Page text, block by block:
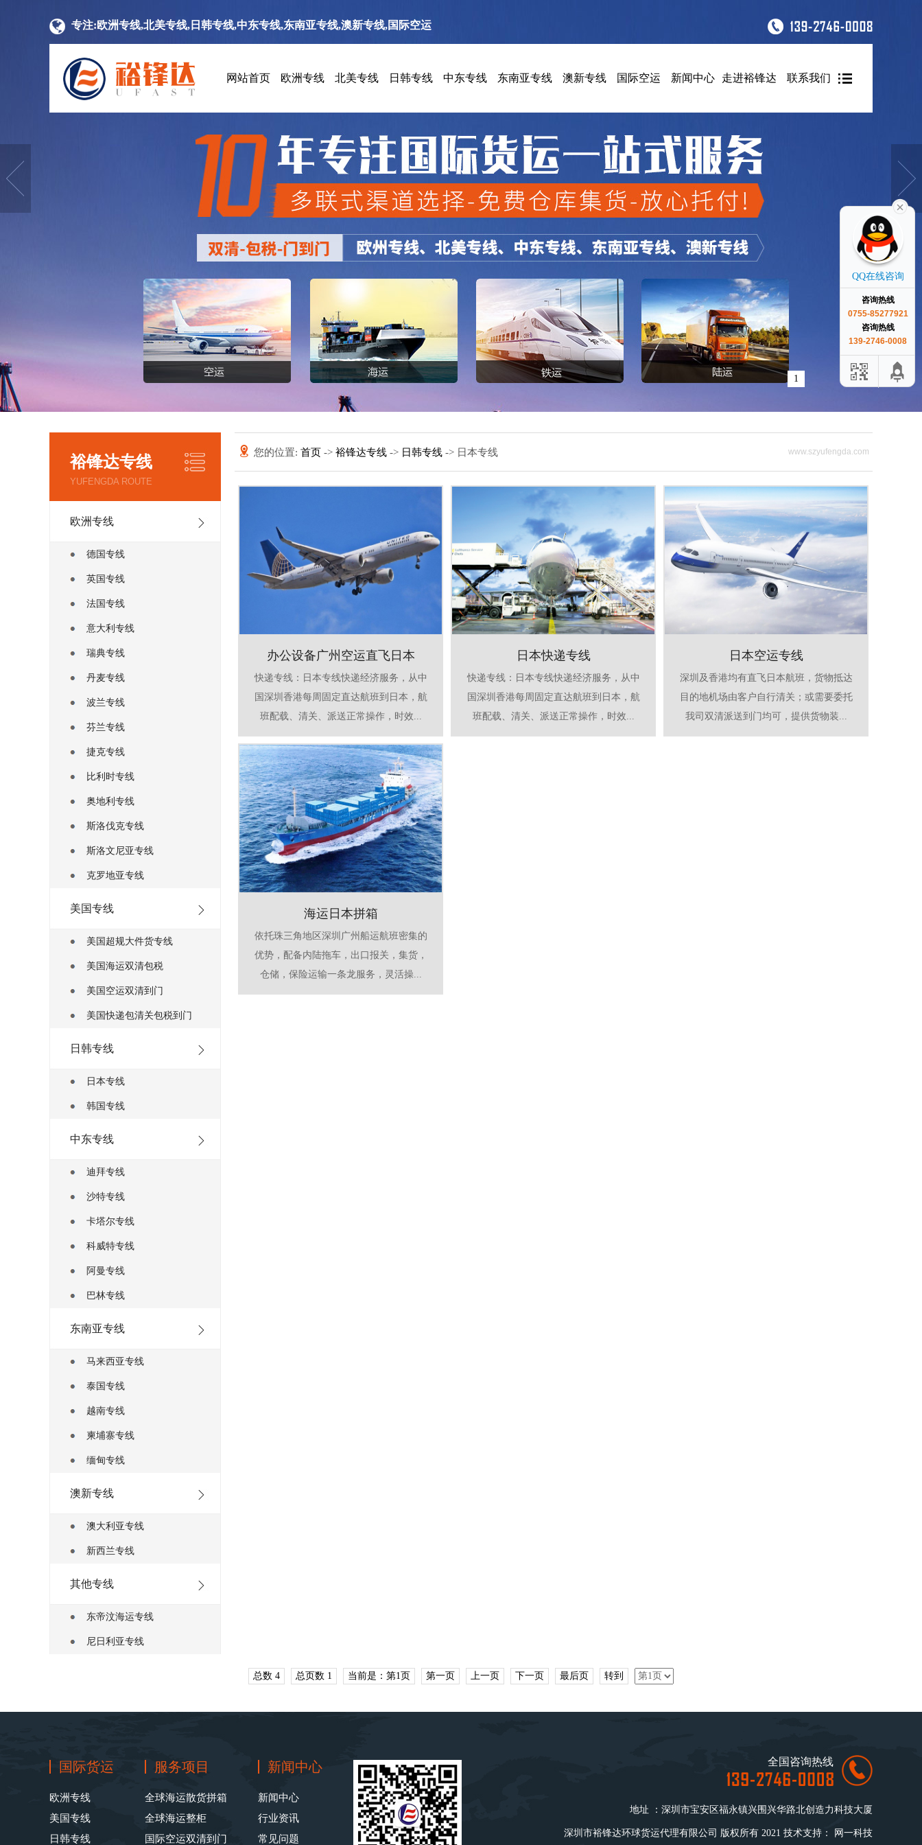
1
专注:欧洲专线,北美专线,日韩专线,中东专线,东南亚专线,澳新专线,国际空运
网站首页 欧洲专线 北美专线 日韩专线 中东专线 东南亚专线 澳新专线 国际空运 新闻中心 走进裕锋达 联系我们
裕锋达专线
YUFENGDA ROUTE
欧洲专线
德国专线
英国专线
法国专线
意大利专线
瑞典专线
丹麦专线
波兰专线
芬兰专线
捷克专线
比利时专线
奥地利专线
斯洛伐克专线
斯洛文尼亚专线
克罗地亚专线
美国专线
美国超规大件货专线
美国海运双清包税
美国空运双清到门
美国快递包清关包税到门
日韩专线
日本专线
韩国专线
中东专线
迪拜专线
沙特专线
卡塔尔专线
科威特专线
阿曼专线
巴林专线
东南亚专线
马来西亚专线
泰国专线
越南专线
柬埔寨专线
缅甸专线
澳新专线
澳大利亚专线
新西兰专线
其他专线
东帝汶海运专线
尼日利亚专线
您的位置: 首页 -> 裕锋达专线 -> 日韩专线 -> 日本专线 www.szyufengda.com
办公设备广州空运直飞日本
快递专线：日本专线快递经济服务，从中
国深圳香港每周固定直达航班到日本，航
班配载、清关、派送正常操作，时效...
日本快递专线
快递专线：日本专线快递经济服务，从中
国深圳香港每周固定直达航班到日本，航
班配载、清关、派送正常操作，时效...
日本空运专线
深圳及香港均有直飞日本航班，货物抵达
目的地机场由客户自行清关；或需要委托
我司双清派送到门均可，提供货物装...
海运日本拼箱
依托珠三角地区深圳广州船运航班密集的
优势，配备内陆拖车，出口报关，集货，
仓储，保险运输一条龙服务，灵活操...
总数 4 总页数 1 当前是：第1页 第一页 上一页 下一页 最后页 转到
国际货运
欧洲专线
美国专线
日韩专线
服务项目
全球海运散货拼箱
全球海运整柜
国际空运双清到门
新闻中心
新闻中心
行业资讯
常见问题
全国咨询热线
地址 ：深圳市宝安区福永镇兴围兴华路北创造力科技大厦
深圳市裕锋达环球货运代理有限公司 版权所有 2021 技术支持： 网一科技
QQ在线咨询
咨询热线
0755-85277921
咨询热线
139-2746-0008